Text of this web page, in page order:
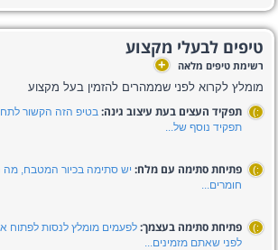
טיפים לבעלי מקצוע
רשימת טיפים מלאה +
מומלץ לקרוא לפני שממהרים להזמין בעל מקצוע
:) תפקיד העצים בעת עיצוב גינה: בטיפ הזה הקשור
תפקיד נוסף של...
:) פתיחת סתימה עם מלח: יש סתימה בכיור המטבח, מה
חומרים...
:) פתיחת סתימה בעצמך: לפעמים מומלץ לנסות
לפני שאתם מזמינים...